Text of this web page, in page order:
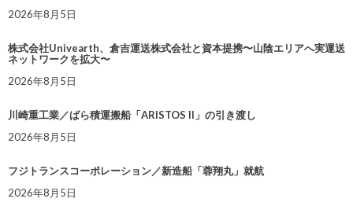
2026年8月5日
株式会社Univearth、倉吉運送株式会社と資本提携〜山陰エリアへ実運送
ネットワークを拡大〜
2026年8月5日
川崎重工業／ばら積運搬船「ARISTOS II」の引き渡し
2026年8月5日
フジトランスコーポレーション／新造船「蓉翔丸」就航
2026年8月5日